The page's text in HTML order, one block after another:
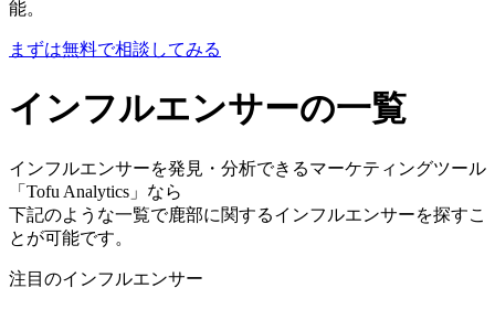
能。
まずは無料で相談してみる
インフルエンサーの一覧
インフルエンサーを発見・分析できるマーケティングツール
「Tofu Analytics」なら
下記のような一覧で鹿部に関するインフルエンサーを探すこ
とが可能です。
注目のインフルエンサー